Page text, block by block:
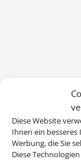
Diese Website
Ihnen ein
Werbung, die Sie
Diese